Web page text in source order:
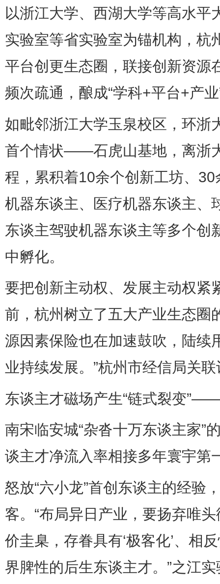
以浙江大学、西湖大学等高水平
实验室等省实验室为锚机构，杭
平台创更生态圈，联接创新资源
频次疏通，酿成“学科+平台+产
如毗邻浙江大学玉泉校区，环浙
首个情状——石虎山基地，离浙
程，累积着10余个创新工坊、
机器东谈主、医疗机器东谈主、
东谈主驾驶机器东谈主等多个创
中孵化。
要把创新主动权、发展主动权紧
前，杭州树立了五大产业生态圈
源因素保险也在加速鼓吹，陆续
业持续发展。”杭州市经信局关
东谈主才磁场产生“链式裂变
南宋临安城“杂沓十万东谈主家”
谈主才净流入率相接多年寰宇第
怒放“六小龙”首创东谈主的经验
客。“布局异日产业，要扬弃唯头
价圭臬，存眷具有‘极客化’、相
界脾性的后生东谈主才。”之江